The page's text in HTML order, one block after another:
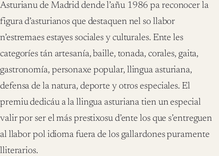
Asturianu de Madrid dende l’añu 1986 pa reconocer la
figura d’asturianos que destaquen nel so llabor
n’estremaes estayes sociales y culturales. Ente les
categoríes tán artesanía, baille, tonada, corales, gaita,
gastronomía, personaxe popular, llingua asturiana,
defensa de la natura, deporte y otros especiales. El
premiu dedicáu a la llingua asturiana tien un especial
valir por ser el más prestixosu d’ente los que s’entreguen
al llabor pol idioma fuera de los gallardones puramente
lliterarios.